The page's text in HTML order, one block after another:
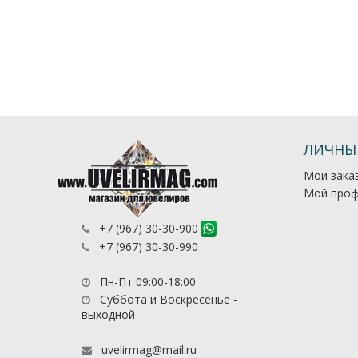
+7 (967) 30-30-900
+7 (967) 30-30-990
Пн-Пт 09:00-18:00
Суббота и Воскресенье -
выходной
uvelirmag@mail.ru
Мои
Мой